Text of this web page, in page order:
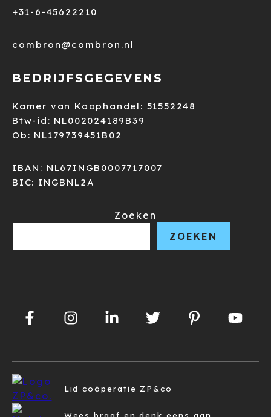
+31-6-45622210
combron@combron.nl
BEDRIJFSGEGEVENS
Kamer van Koophandel: 51552248
Btw-id: NL002024189B39
Ob: NL179739451B02
IBAN: NL67INGB0007717007
BIC: INGBNL2A
Zoeken
ZOEKEN
Lid coöperatie ZP&co